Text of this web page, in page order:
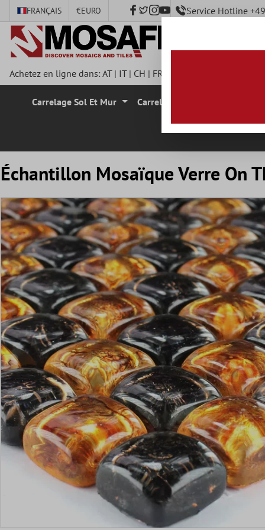
principal
FRANÇAIS €EURO Service Hotline
Achetez en ligne dans:AT| IT| CH | FR
Carrelage Sol Et Mur Carrelage Mural
Échantillon Mosaïque Verre On